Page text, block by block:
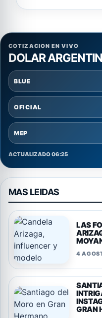
COTIZACION EN VIVO
DOLAR
BLUE
OFICIAL
MEP
ACTUALIZADO 06:25
MAS LEIDAS
LAS
4
GRAN